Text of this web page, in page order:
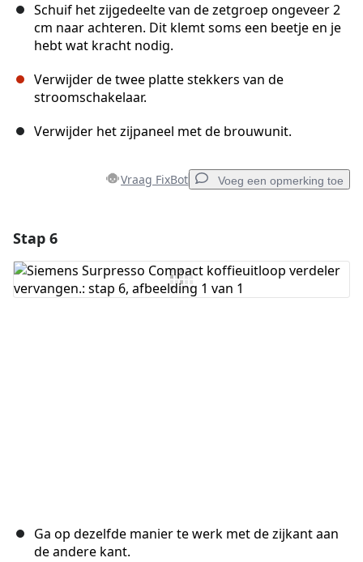
Schuif het zijgedeelte van de zetgroep ongeveer 2
cm naar achteren. Dit klemt soms een beetje en je
hebt wat kracht nodig.
Verwijder de twee platte stekkers van de
stroomschakelaar.
Verwijder het zijpaneel met de brouwunit.
Vraag FixBot Voeg een opmerking toe
Voeg opmerking toe
Stap 6
Ga op dezelfde manier te werk met de zijkant aan
de andere kant.